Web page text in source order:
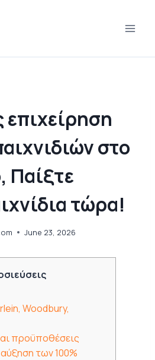
επιχείρηση
στο
Παίξτε
τώρα!
June 23, 2026
Woodbury,
προϋποθέσεις
των 100%